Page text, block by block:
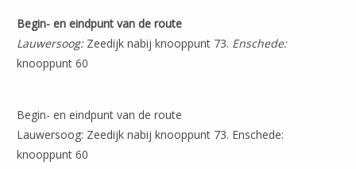
Begin- en eindpunt van de route
Lauwersoog:Zeedijk nabij knooppunt 73. Enschede:
knooppunt 60
Begin- en eindpunt van de route
Lauwersoog: Zeedijk nabij knooppunt 73. Enschede:
knooppunt 60